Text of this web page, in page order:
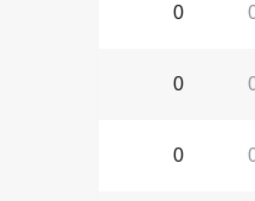
0
0
0